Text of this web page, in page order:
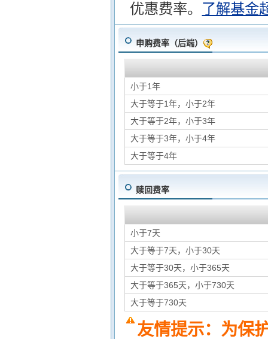
优惠费率。 了解基金
申购费率（后端）
小于1年
大于等于1年，小于2年
大于等于2年，小于3年
大于等于3年，小于4年
大于等于4年
赎回费率
小于7天
大于等于7天，小于30天
大于等于30天，小于365天
大于等于365天，小于730天
大于等于730天
友情提示：为保